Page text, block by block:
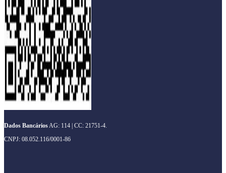
Dados BancáriosAG: 114 | CC: 21751-4.
CNPJ: 08.052.116/0001-86